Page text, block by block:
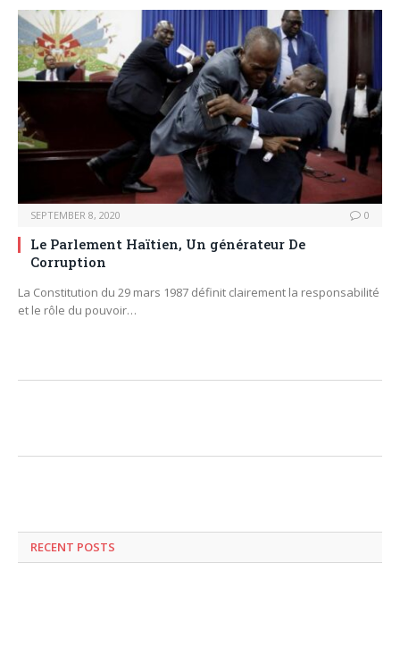
SEPTEMBER 8, 2020 0
Le Parlement Haïtien, Un générateur De
Corruption
La Constitution du 29 mars 1987 définit clairement la responsabilité
et le rôle du pouvoir…
RECENT POSTS